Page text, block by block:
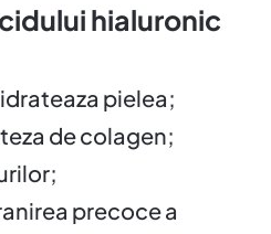
hialuronic
pielea;
de colagen;
precoce a